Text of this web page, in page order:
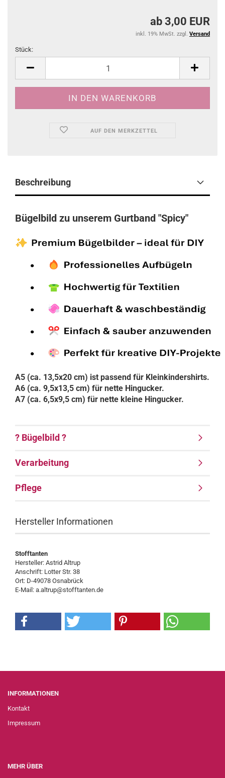
ab 3,00 EUR
inkl. 19% MwSt. zzgl. Versand
Stück:
AUF DEN MERKZETTEL
Beschreibung
Bügelbild zu unserem Gurtband "Spicy"
A5 (ca. 13,5x20 cm) ist passend für Kleinkindershirts.
A6 (ca. 9,5x13,5 cm) für nette Hingucker.
A7 (ca. 6,5x9,5 cm) für nette kleine Hingucker.
? Bügelbild ?
Verarbeitung
Pflege
Hersteller Informationen
Stofftanten
Hersteller: Astrid Altrup
Anschrift: Lotter Str. 38
Ort: D-49078 Osnabrück
E-Mail: a.altrup@stofftanten.de
INFORMATIONEN
Kontakt
Impressum
MEHR ÜBER